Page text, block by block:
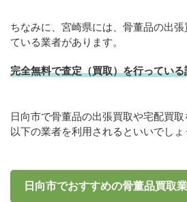
ちなみに、宮崎県には、骨董品の出
ている業者があります。
完全無料で査定（買取）を行ってい
日向市で骨董品の出張買取や宅配買取
以下の業者を利用されるといいでしょ
日向市でおすすめの骨董品買取